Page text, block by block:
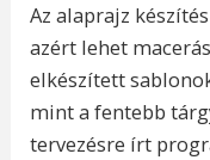
Az alaprajz
azért lehet
elkészített
mint a fentebb
tervezésre írt